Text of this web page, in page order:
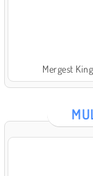
Mergest